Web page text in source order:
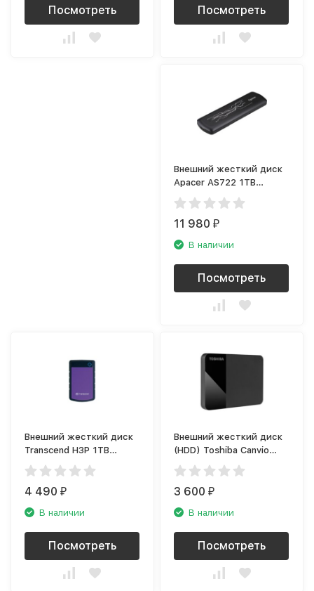
Посмотреть Посмотреть
Внешний жесткий диск
Apacer AS722 1TB
(AP1TBAS722B-1)
11 980₽
В наличии
Посмотреть
Внешний жесткий диск
Transcend H3P 1TB
фиолетовый
(TS1TSJ25H3P)
4 490₽
В наличии
Посмотреть
Внешний жесткий диск
(HDD) Toshiba Canvio
Ready 1 TB Black
(HDTP310EK3AA)
3 600₽
В наличии
Посмотреть